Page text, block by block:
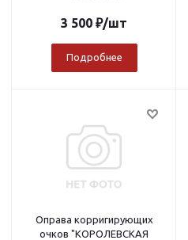
3 500 ₽/шт
Подробнее
Оправа корригирующих
очков "КОРОЛЕВСКАЯ